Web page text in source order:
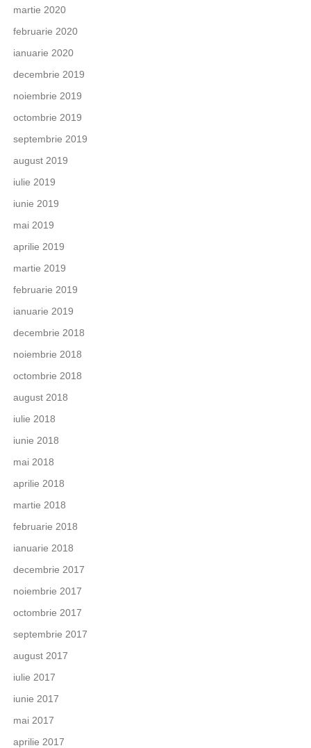
martie 2020
februarie 2020
ianuarie 2020
decembrie 2019
noiembrie 2019
octombrie 2019
septembrie 2019
august 2019
iulie 2019
iunie 2019
mai 2019
aprilie 2019
martie 2019
februarie 2019
ianuarie 2019
decembrie 2018
noiembrie 2018
octombrie 2018
august 2018
iulie 2018
iunie 2018
mai 2018
aprilie 2018
martie 2018
februarie 2018
ianuarie 2018
decembrie 2017
noiembrie 2017
octombrie 2017
septembrie 2017
august 2017
iulie 2017
iunie 2017
mai 2017
aprilie 2017